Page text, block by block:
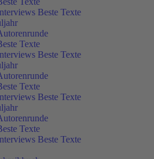
Beste Texte
Texte
Beste Texte
Texte
Beste Texte
Texte
Beste Texte